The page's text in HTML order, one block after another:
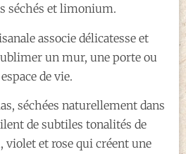
séchés et limonium.
associe délicatesse et
un mur, une porte ou
de vie.
séchées naturellement dans
de subtiles tonalités de
violet et rose qui créent une